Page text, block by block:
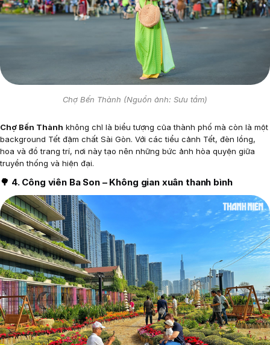
Chợ Bến Thành (Nguồn ảnh: Sưu tầm)
Chợ Bến Thành không chỉ là biểu tượng của thành phố mà còn là một
background Tết đậm chất Sài Gòn. Với các tiểu cảnh Tết, đèn lồng,
hoa và đồ trang trí, nơi này tạo nên những bức ảnh hòa quyện giữa
truyền thống và hiện đại.
🌳 4. Công viên Ba Son – Không gian xuân thanh bình